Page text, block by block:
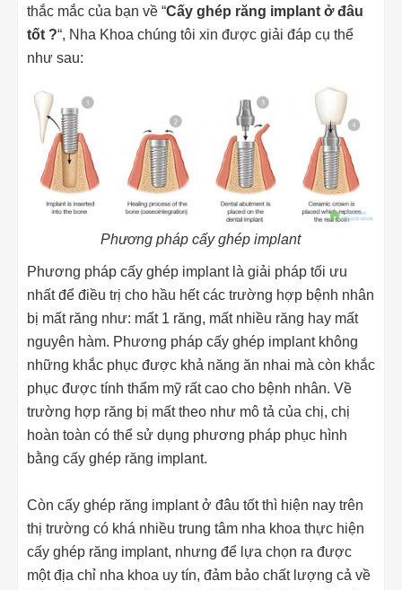
thắc mắc của bạn về “Cấy ghép răng implant ở đâu
tốt ?“, Nha Khoa chúng tôi xin được giải đáp cụ thể
như sau:
Phương pháp cấy ghép implant
Phương pháp cấy ghép implant là giải pháp tối ưu
nhất để điều trị cho hầu hết các trường hợp bệnh nhân
bị mất răng như: mất 1 răng, mất nhiều răng hay mất
nguyên hàm. Phương pháp cấy ghép implant không
những khắc phục được khả năng ăn nhai mà còn khắc
phục được tính thẩm mỹ rất cao cho bệnh nhân. Về
trường hợp răng bị mất theo như mô tả của chị, chị
hoàn toàn có thể sử dụng phương pháp phục hình
bằng cấy ghép răng implant.
Còn cấy ghép răng implant ở đâu tốt thì hiện nay trên
thị trường có khá nhiều trung tâm nha khoa thực hiện
cấy ghép răng implant, nhưng để lựa chọn ra được
một địa chỉ nha khoa uy tín, đảm bảo chất lượng cả về